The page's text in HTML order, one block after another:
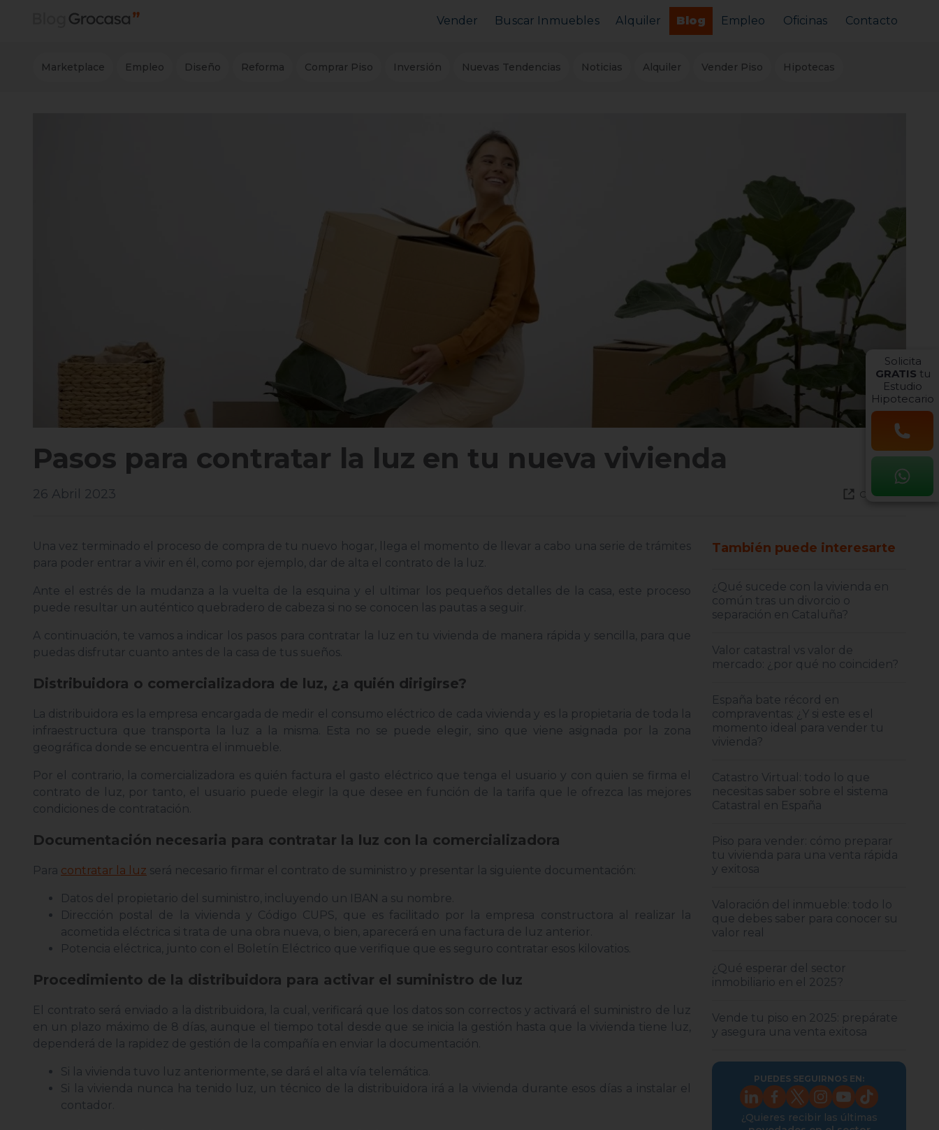
Vender Buscar Inmuebles Alquiler Blog Empleo Oficinas Contacto
Marketplace Empleo Diseño Reforma Comprar Piso Inversión Nuevas Tendencias Noticias Alquiler Vender Piso Hipotecas
Pasos para contratar la luz en tu nueva vivienda
26 Abril 2023 Compartir
Una vez terminado el proceso de compra de tu nuevo hogar, llega el momento de llevar a cabo una serie de trámites
para poder entrar a vivir en él, como por ejemplo, dar de alta el contrato de la luz.
Ante el estrés de la mudanza a la vuelta de la esquina y el ultimar los pequeños detalles de la casa, este proceso
puede resultar un auténtico quebradero de cabeza si no se conocen las pautas a seguir.
A continuación, te vamos a indicar los pasos para contratar la luz en tu vivienda de manera rápida y sencilla, para que
puedas disfrutar cuanto antes de la casa de tus sueños.
Distribuidora o comercializadora de luz, ¿a quién dirigirse?
La distribuidora es la empresa encargada de medir el consumo eléctrico de cada vivienda y es la propietaria de toda la
infraestructura que transporta la luz a la misma. Esta no se puede elegir, sino que viene asignada por la zona
geográfica donde se encuentra el inmueble.
Por el contrario, la comercializadora es quién factura el gasto eléctrico que tenga el usuario y con quien se firma el
contrato de luz, por tanto, el usuario puede elegir la que desee en función de la tarifa que le ofrezca las mejores
condiciones de contratación.
Documentación necesaria para contratar la luz con la comercializadora
Para contratar la luz será necesario firmar el contrato de suministro y presentar la siguiente documentación:
Datos del propietario del suministro, incluyendo un IBAN a su nombre.
Dirección postal de la vivienda y Código CUPS, que es facilitado por la empresa constructora al realizar la
acometida eléctrica si trata de una obra nueva, o bien, aparecerá en una factura de luz anterior.
Potencia eléctrica, junto con el Boletín Eléctrico que verifique que es seguro contratar esos kilovatios.
Procedimiento de la distribuidora para activar el suministro de luz
El contrato será enviado a la distribuidora, la cual, verificará que los datos son correctos y activará el suministro de luz
en un plazo máximo de 8 días, aunque el tiempo total desde que se inicia la gestión hasta que la vivienda tiene luz,
dependerá de la rapidez de gestión de la compañía en enviar la documentación.
Si la vivienda tuvo luz anteriormente, se dará el alta vía telemática.
Si la vivienda nunca ha tenido luz, un técnico de la distribuidora irá a la vivienda durante esos días a instalar el
contador.
También puede interesarte
¿Qué sucede con la vivienda en
común tras un divorcio o
separación en Cataluña?
Valor catastral vs valor de
mercado: ¿por qué no coinciden?
España bate récord en
compraventas: ¿Y si este es el
momento ideal para vender tu
vivienda?
Catastro Virtual: todo lo que
necesitas saber sobre el sistema
Catastral en España
Piso para vender: cómo preparar
tu vivienda para una venta rápida
y exitosa
Valoración del inmueble: todo lo
que debes saber para conocer su
valor real
¿Qué esperar del sector
inmobiliario en el 2025?
Vende tu piso en 2025: prepárate
y asegura una venta exitosa
PUEDES SEGUIRNOS EN:
¿Quieres recibir las últimas
Solicita
GRATIS tu
Estudio
Hipotecario